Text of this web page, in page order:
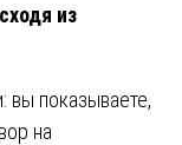
из
вы показываете,
на